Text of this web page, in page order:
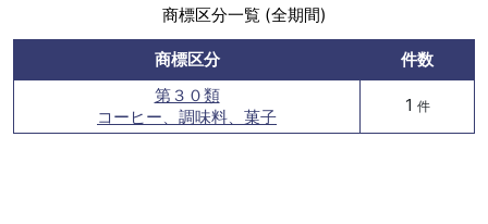
商標区分一覧 (全期間)
商標区分
件数
第３０類
コーヒー、調味料、菓子
1 件